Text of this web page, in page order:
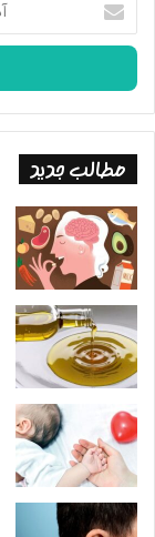
ایمیل
خود
وارد
کنید
مطالب جدید